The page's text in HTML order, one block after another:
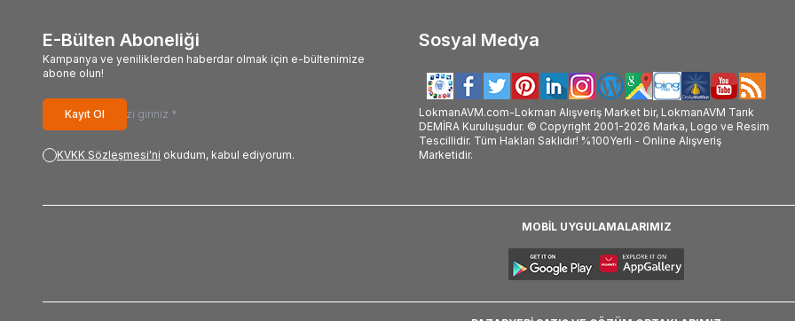
E-Bülten Aboneliği
Kampanya ve yeniliklerden haberdar olmak için e-bültenimize
abone olun!
Kayıt Ol
KVKK Sözleşmesi'ni okudum, kabul ediyorum.
Sosyal Medya
LokmanAVM.com-Lokman Alışveriş Market bir, LokmanAVM Tarık
DEMİRA Kuruluşudur. © Copyright 2001-2026 Marka, Logo ve Resim
Tescillidir. Tüm Hakları Saklıdır! %100Yerli - Online Alışveriş
Marketidir.
MOBİL UYGULAMALARIMIZ